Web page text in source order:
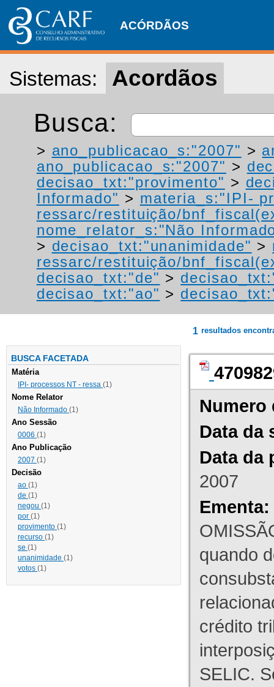
ACÓRDÃOS
Sistemas: Acordãos
Busca:
> ano_publicacao_s:"2007" >
ano_publicacao_s:"2007" >
decisao_txt:"provimento" >
Informado" > materia_s:"IPI-
ressarc/restituição/
nome_relator_s:"Não
> decisao_txt:"unanimidade" >
ressarc/restituição/
decisao_txt:"de" >
decisao_txt:"ao" >
BUSCA FACETADA
Matéria
IPI- processos NT - ressa (1)
Nome Relator
Não Informado (1)
Ano Sessão
0006 (1)
Ano Publicação
2007 (1)
Decisão
ao (1)
de (1)
negou (1)
por (1)
provimento (1)
recurso (1)
se (1)
unanimidade (1)
votos (1)
1 resultados
Numero
Data da
Data da
2007
Ementa:
quando
crédito
SELIC.